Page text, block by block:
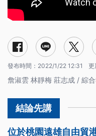
發布時間： 2022/1/22 12:31 更
詹淑雲 林靜梅 莊志成 / 綜
位於桃園遠雄自由貿